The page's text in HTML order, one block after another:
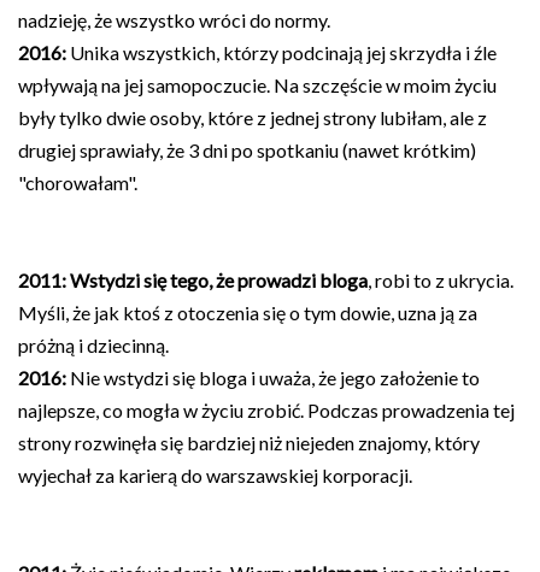
nadzieję, że wszystko wróci do normy.
2016: Unika wszystkich, którzy podcinają jej skrzydła i źle
wpływają na jej samopoczucie. Na szczęście w moim życiu
były tylko dwie osoby, które z jednej strony lubiłam, ale z
drugiej sprawiały, że 3 dni po spotkaniu (nawet krótkim)
"chorowałam".
2011:Wstydzi się tego, że prowadzi bloga, robi to z ukrycia.
Myśli, że jak ktoś z otoczenia się o tym dowie, uzna ją za
próżną i dziecinną.
2016: Nie wstydzi się bloga i uważa, że jego założenie to
najlepsze, co mogła w życiu zrobić. Podczas prowadzenia tej
strony rozwinęła się bardziej niż niejeden znajomy, który
wyjechał za karierą do warszawskiej korporacji.